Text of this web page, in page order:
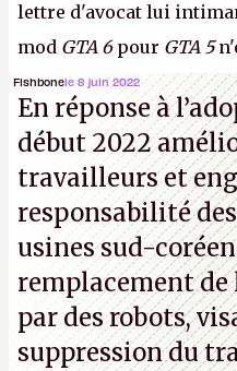
lettre d'avocat lui
mod GTA 6pour GTA 5
au téléchargement.
quelques bribes sur
Fishbonele 8 juin 2022
En réponse à
début 2022
travailleurs et
responsabilité
usines sud-
remplacement
par des robots,
suppression du